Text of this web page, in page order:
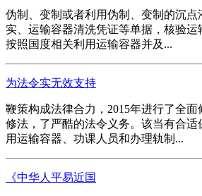
伪制、变制或者利用伪制、变制的沉
实、运输容器清洗凭证等单据，核验运
按照国度相关利用运输容器并及...
为法令实无效支持
鞭策构成法律合力，2015年进行了全
修法，了严酷的法令义务。该当有合
用运输容器、功课人员和办理轨制...
《中华人平易近国